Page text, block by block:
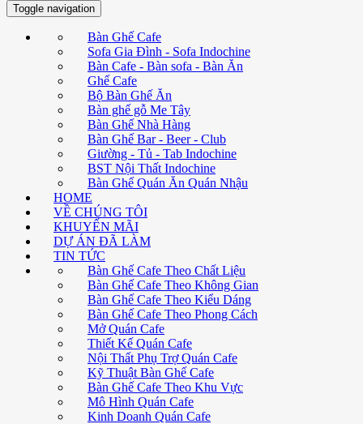
Toggle navigation
Bàn Ghế Cafe
Sofa Gia Đình - Sofa Indochine
Bàn Cafe - Bàn sofa - Bàn Ăn
Ghế Cafe
Bộ Bàn Ghế Ăn
Bàn ghế gỗ Me Tây
Bàn Ghế Nhà Hàng
Bàn Ghế Bar - Beer - Club
Giường - Tủ - Tab Indochine
BST Nội Thất Indochine
Bàn Ghế Quán Ăn Quán Nhậu
HOME
VỀ CHÚNG TÔI
KHUYẾN MÃI
DỰ ÁN ĐÃ LÀM
TIN TỨC
Bàn Ghế Cafe Theo Chất Liệu
Bàn Ghế Cafe Theo Không Gian
Bàn Ghế Cafe Theo Kiểu Dáng
Bàn Ghế Cafe Theo Phong Cách
Mở Quán Cafe
Thiết Kế Quán Cafe
Nội Thất Phụ Trợ Quán Cafe
Kỹ Thuật Bàn Ghế Cafe
Bàn Ghế Cafe Theo Khu Vực
Mô Hình Quán Cafe
Kinh Doanh Quán Cafe